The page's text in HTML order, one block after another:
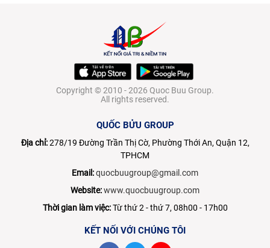
Copyright © 2010 - 2026 Quoc Buu Group.
All rights reserved.
QUỐC BỬU GROUP
Địa chỉ:278/19 Đường Trần Thị Cờ, Phường Thới An, Quận 12,
TPHCM
Email:quocbuugroup@gmail.com
Website:www.quocbuugroup.com
Thời gian làm việc:Từ thứ 2 - thứ 7, 08h00 - 17h00
KẾT NỐI VỚI CHÚNG TÔI